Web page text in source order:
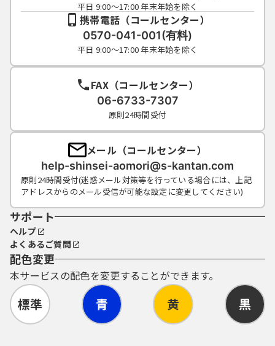
平日 9:00～17:00 年末年始を除く
携帯電話（コールセンター）
0570-041-001(有料)
平日 9:00～17:00 年末年始を除く
FAX（コールセンター）
06-6733-7307
原則24時間受付
メール（コールセンター）
help-shinsei-aomori@s-kantan.com
原則24時間受付(迷惑メール対策等を行っている場合には、上記
アドレスからのメール受信が可能な設定に変更してください)
サポート
ヘルプ
よくあるご質問
配色変更
本サービスの配色を変更することができます。
標準 青 黄 黒